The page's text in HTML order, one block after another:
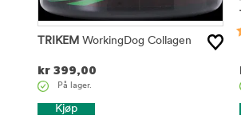
TRIKEM WorkingDog Collagen
kr 399,00
På lager.
Kjøp